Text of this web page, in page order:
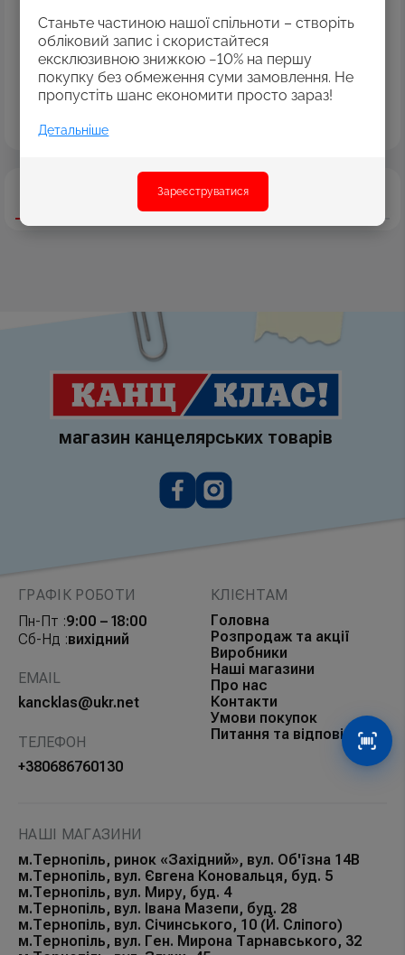
Станьте частиною нашої спільноти – створіть
обліковий запис і скористайтеся
ексклюзивною знижкою −10% на першу
покупку без обмеження суми замовлення. Не
пропустіть шанс економити просто зараз!
Детальніше
Зареєструватися
Характеристики Відгуки
Оплата картками Visa
MasterCard
Оплата коштами програми «Пакунок школяра»
Накладений платіж
Безготівковий розрахунок
Дізнатись більше
магазин канцелярських товарів
ГРАФІК РОБОТИ
Пн-Пт :9:00 – 18:00
Сб-Нд :вихідний
EMAIL
kancklas@ukr.net
ТЕЛЕФОН
+380686760130
КЛІЄНТАМ
Головна
Розпродаж та акції
Виробники
Наші магазини
Про нас
Контакти
Умови покупок
Питання та відповіді
НАШІ МАГАЗИНИ
м.Тернопіль, ринок «Західний», вул. Об'їзна 14В
м.Тернопіль, вул. Євгена Коновальця, буд. 5
м.Тернопіль, вул. Миру, буд. 4
м.Тернопіль, вул. Івана Мазепи, буд. 28
м.Тернопіль, вул. Січинського, 10 (Й. Сліпого)
м.Тернопіль, вул. Ген. Мирона Тарнавського, 32